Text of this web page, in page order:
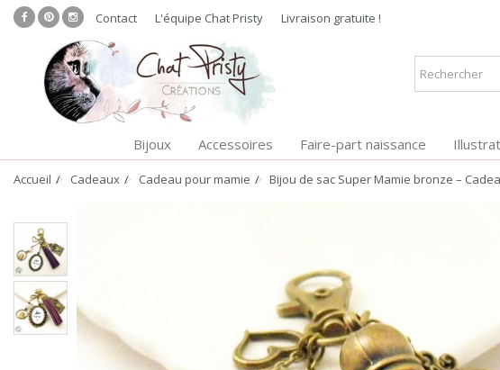
Contact L'équipe Chat Pristy Livraison gratuite !
Bijoux Accessoires Faire-part naissance
Accueil Cadeaux Cadeau pour mamie Bijou de sac Super Mamie bronze –